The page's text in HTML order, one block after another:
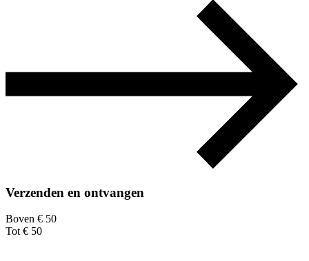
Verzenden en ontvangen
Boven € 50
Tot € 50